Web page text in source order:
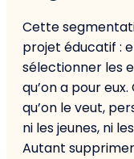
Cette
projet éducatif :
sélectionner les
qu’on a pour
qu’on le veut,
ni les jeunes, ni
Autant